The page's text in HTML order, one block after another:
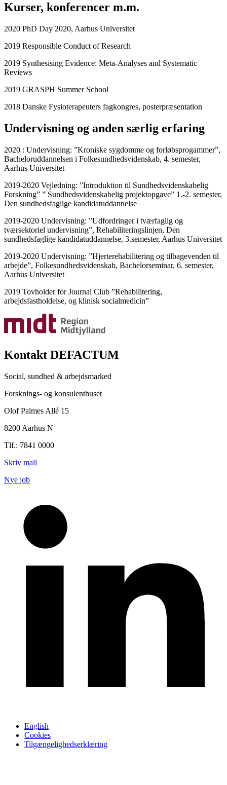
Kurser, konferencer m.m.
2020 PhD Day 2020, Aarhus Universitet
2019 Responsible Conduct of Research
2019 Synthesising Evidence: Meta-Analyses and Systematic
Reviews
2019 GRASPH Summer School
2018 Danske Fysioterapeuters fagkongres, posterpræsentation
Undervisning og anden særlig erfaring
2020 : Undervisning: ”Kroniske sygdomme og forløbsprogammer”,
Bacheloruddannelsen i Folkesundhedsvidenskab, 4. semester,
Aarhus Universitet
2019-2020 Vejledning: ”Introduktion til Sundhedsvidenskabelig
Forskning” ” Sundhedsvidenskabelig projektopgave” 1.-2. semester,
Den sundhedsfaglige kandidatuddannelse
2019-2020 Undervisning: ”Udfordringer i tværfaglig og
tværsektoriel undervisning”, Rehabiliteringslinjen, Den
sundhedsfaglige kandidatuddannelse, 3.semester, Aarhus Universitet
2019-2020 Undervisning: ”Hjerterehabilitering og tilbagevenden til
arbejde”, Folkesundhedsvidenskab, Bachelorseminar, 6. semester,
Aarhus Universitet
2019 Tovholder for Journal Club ”Rehabilitering,
arbejdsfastholdelse, og klinisk socialmedicin”
Kontakt DEFACTUM
Social, sundhed & arbejdsmarked
Forsknings- og konsulenthuset
Olof Palmes Allé 15
8200 Aarhus N
Tlf.: 7841 0000
Skriv mail
Nye job
English
Cookies
Tilgængelighedserklæring